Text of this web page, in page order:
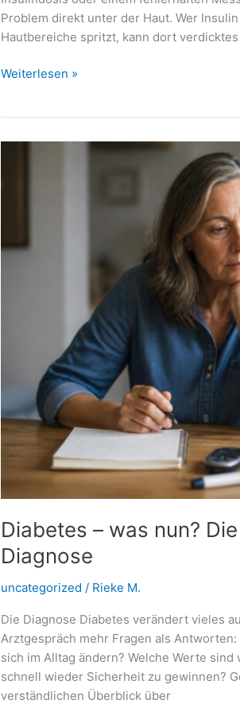
Problem direkt unter der Haut. Wer
Hautbereiche spritzt, kann dort
Lipohypertrophie
durcheinanderbringen
Weiterlesen »
Diabetes – was nun?
Diagnose
uncategorized / Rieke M.
Die Diagnose Diabetes verändert vieles
Arztgespräch mehr Fragen als
sich im Alltag ändern? Welche Werte
schnell wieder Sicherheit zu gewinnen?
verständlichen Überblick über